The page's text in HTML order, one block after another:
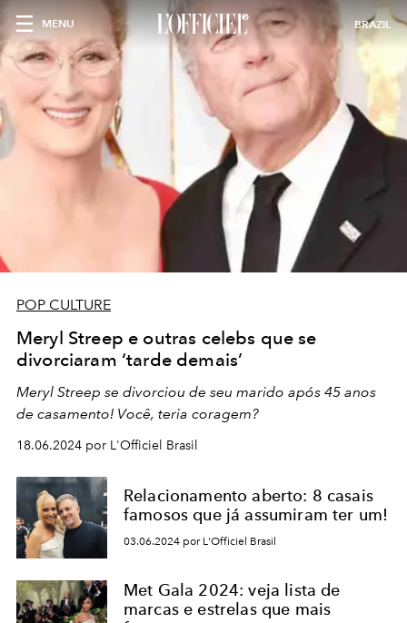
MENU BRAZIL
POP CULTURE
Meryl Streep e outras celebs que se
divorciaram ‘tarde demais’
Meryl Streep se divorciou de seu marido após 45 anos
de casamento! Você, teria coragem?
18.06.2024 por L'Officiel Brasil
Relacionamento aberto: 8 casais
famosos que já assumiram ter um!
03.06.2024 por L'Officiel Brasil
Met Gala 2024: veja lista de
marcas e estrelas que mais